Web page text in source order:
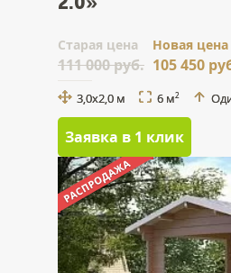
Cтарая цена
111 000 руб.
Новая цена
105 450
3,0х2,0 м 6 м2
Заявка в 1 клик